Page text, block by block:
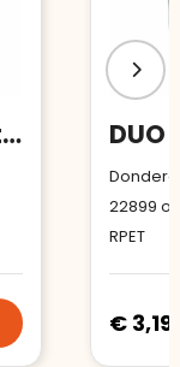
TOPLO - RPET vilten laptoptas
22899
RPET
€ 3,19